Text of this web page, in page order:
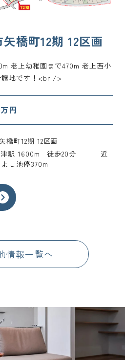
橋町12期 12区画
老上幼稚園まで470m 老上西小
譲地です！<br />
万円
橋町12期 12区画
津駅 1600m 徒歩20分 近
し池停370m
情報一覧へ